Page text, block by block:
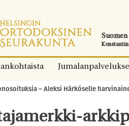
– Aleksi Härköselle